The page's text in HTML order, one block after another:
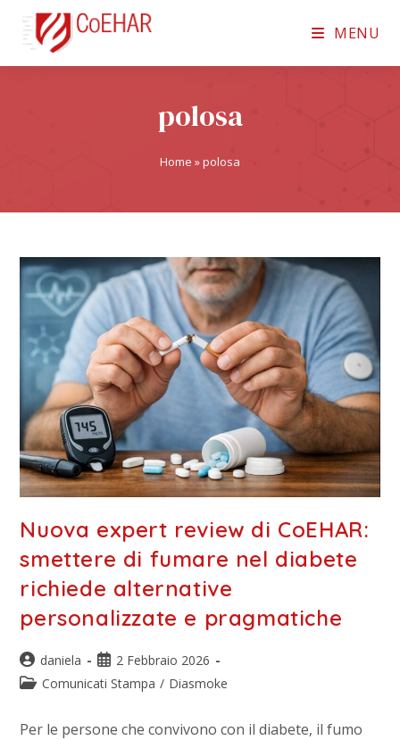
MENU
polosa
Home »polosa
Nuova expert review di CoEHAR:
smettere di fumare nel diabete
richiede alternative
personalizzate e pragmatiche
daniela
2 Febbraio 2026
Comunicati Stampa / Diasmoke
Per le persone che convivono con il diabete, il fumo